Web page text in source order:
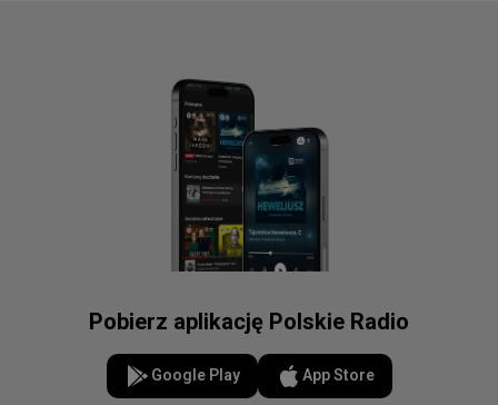
Pobierz aplikację Polskie Radio
Google Play App Store